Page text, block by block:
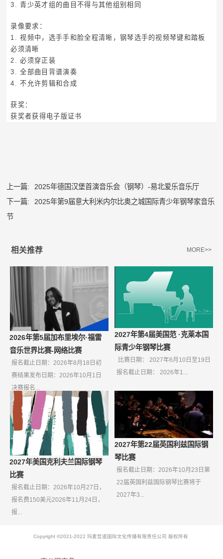
3. 青少英才组的曲目不得与其他组别相同
录像要求：
1. 视频中，选手手和脸全程清晰，钢琴选手的视频琴键和踏板
必须清晰
2. 必须穿正装
3. 全部曲目背谱演奏
4. 不允许剪辑和合成
获奖：
获奖者获得电子版证书
上一篇:
2025年德国汉堡首演音乐会（钢琴）-易北爱乐音乐厅
下一篇:
2025年第9届意大利米内尔比奥之城国际青少年钢琴家音乐
节
相关推荐 MORE>>
2026年第5届加布里埃尔·福雷
音乐世界比赛-网络比赛
报名截止日期：2026年8月18日初
赛结果发布日期：2026年10月1日
决赛报名...
2027年第4届美国范 ·克莱本国
际青少年钢琴比赛
比赛日期： 2027年6月10日至19日
报名截止日期： 2026年1...
2027年美国克利夫兰国际钢琴
比赛
报名截止日期：2026年10月27日，
报名费150美元2026年11月24日，
报...
2027年第22届英国利兹国际钢
琴比赛
报名截止日期：2026年10月23日第
22届英国利兹国际钢琴比赛将于
2027年3...
Copyright ©2021-2022 玛麦哲道国际文化传播有限责任公司 版权所有